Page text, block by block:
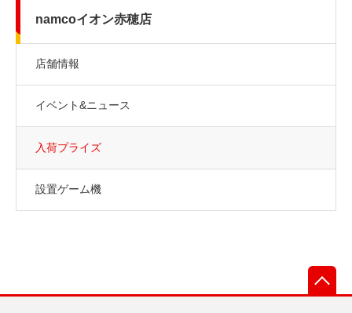
namcoイオン赤穂店
店舗情報
イベント&ニュース
入荷プライズ
設置ゲーム機